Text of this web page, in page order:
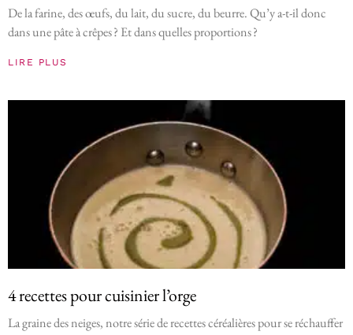
De la farine, des œufs, du lait, du sucre, du beurre. Qu’y a-t-il donc
dans une pâte à crêpes ? Et dans quelles proportions ?
LIRE PLUS
4 recettes pour cuisinier l’orge
La graine des neiges, notre série de recettes céréalières pour se réchauffer